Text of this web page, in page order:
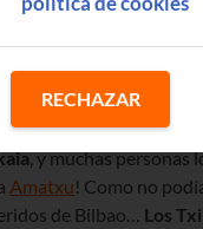
, y muchas personas
Amatxu! Como no
de Bilbao… Los
RECHAZAR